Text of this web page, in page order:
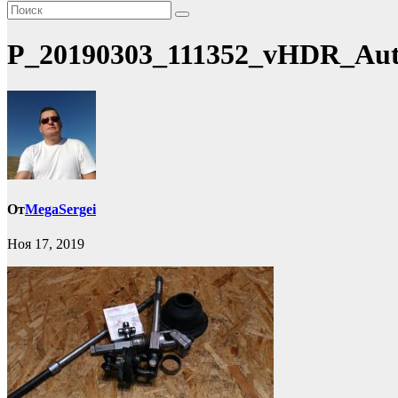
ОтMegaSergei
Ноя 17, 2019